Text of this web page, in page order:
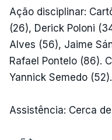
Ação disciplinar:
(26), Derick Poloni
Alves (56), Jaime
Rafael Pontelo (86).
Yannick Semedo (52).
Assistência: Cerca